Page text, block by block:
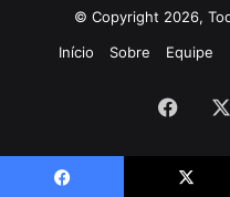
© Copyright 2026,
Início
Sobre Equipe